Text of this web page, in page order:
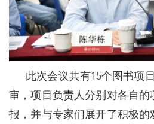
此次会议共有15个图书项
审，项目负责人分别对各自的
报，并与专家们展开了积极的